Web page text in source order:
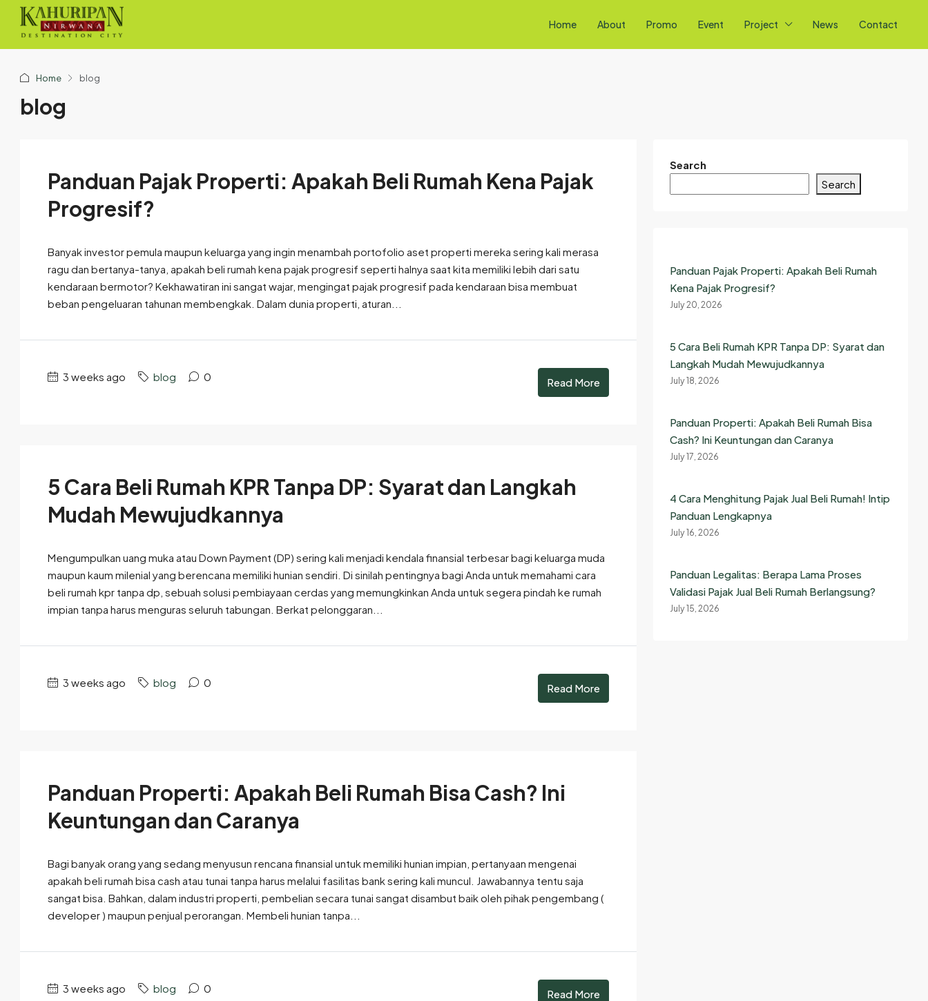
Home About Promo Event Project News Contact
Home blog
blog
Panduan Pajak Properti: Apakah Beli Rumah Kena Pajak
Progresif?
Banyak investor pemula maupun keluarga yang ingin menambah portofolio aset properti mereka sering kali merasa
ragu dan bertanya-tanya, apakah beli rumah kena pajak progresif seperti halnya saat kita memiliki lebih dari satu
kendaraan bermotor? Kekhawatiran ini sangat wajar, mengingat pajak progresif pada kendaraan bisa membuat
beban pengeluaran tahunan membengkak. Dalam dunia properti, aturan...
3 weeks ago blog 0 Read More
5 Cara Beli Rumah KPR Tanpa DP: Syarat dan Langkah
Mudah Mewujudkannya
Mengumpulkan uang muka atau Down Payment (DP) sering kali menjadi kendala finansial terbesar bagi keluarga muda
maupun kaum milenial yang berencana memiliki hunian sendiri. Di sinilah pentingnya bagi Anda untuk memahami cara
beli rumah kpr tanpa dp, sebuah solusi pembiayaan cerdas yang memungkinkan Anda untuk segera pindah ke rumah
impian tanpa harus menguras seluruh tabungan. Berkat pelonggaran...
3 weeks ago blog 0 Read More
Panduan Properti: Apakah Beli Rumah Bisa Cash? Ini
Keuntungan dan Caranya
Bagi banyak orang yang sedang menyusun rencana finansial untuk memiliki hunian impian, pertanyaan mengenai
apakah beli rumah bisa cash atau tunai tanpa harus melalui fasilitas bank sering kali muncul. Jawabannya tentu saja
sangat bisa. Bahkan, dalam industri properti, pembelian secara tunai sangat disambut baik oleh pihak pengembang (
developer ) maupun penjual perorangan. Membeli hunian tanpa...
3 weeks ago blog 0 Read More
Search
Search
Panduan Pajak Properti: Apakah Beli Rumah
Kena Pajak Progresif?
July 20, 2026
5 Cara Beli Rumah KPR Tanpa DP: Syarat dan
Langkah Mudah Mewujudkannya
July 18, 2026
Panduan Properti: Apakah Beli Rumah Bisa
Cash? Ini Keuntungan dan Caranya
July 17, 2026
4 Cara Menghitung Pajak Jual Beli Rumah! Intip
Panduan Lengkapnya
July 16, 2026
Panduan Legalitas: Berapa Lama Proses
Validasi Pajak Jual Beli Rumah Berlangsung?
July 15, 2026